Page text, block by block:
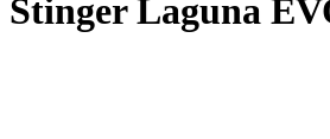
Stinger Laguna